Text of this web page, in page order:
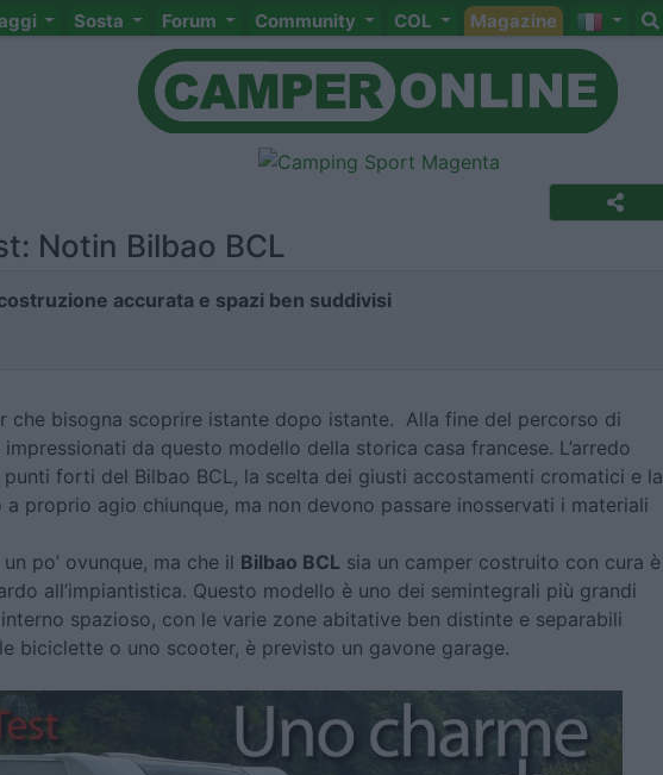
Sosta Forum Community COL Magazine
Notin Bilbao BCL
accurata e spazi ben suddivisi
che bisogna scoprire istante dopo istante. Alla fine del percorso di
da questo modello della storica casa francese. L’arredo
forti del Bilbao BCL, la scelta dei giusti accostamenti cromatici e la
a proprio agio chiunque, ma non devono passare inosservati i materiali
po’ ovunque, ma che il Bilbao BCL sia un camper costruito con cura è
all’impiantistica. Questo modello è uno dei semintegrali più grandi
spazioso, con le varie zone abitative ben distinte e separabili
biciclette o uno scooter, è previsto un gavone garage.